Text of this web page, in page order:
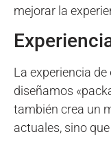
mejorar la
La experiencia
diseñamos
también crea un
actuales, sino